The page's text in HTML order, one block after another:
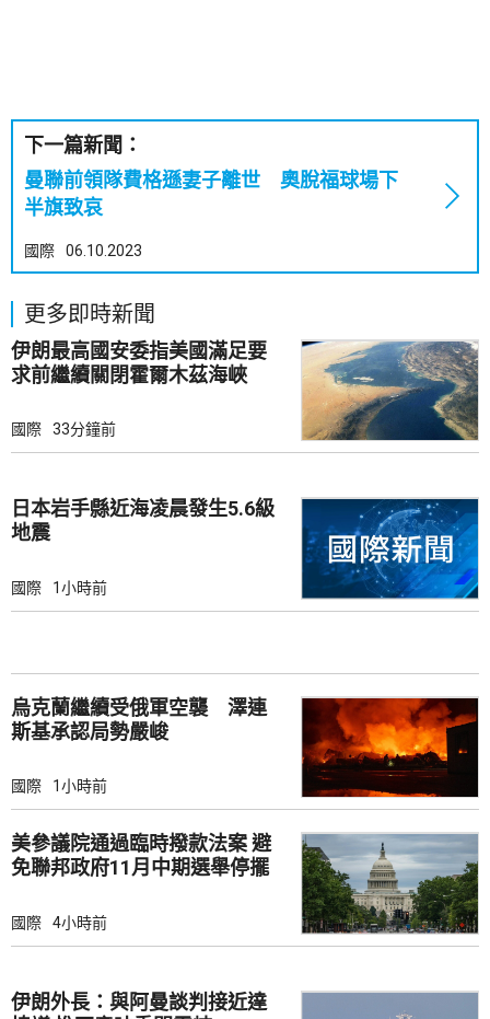
下一篇新聞：
曼聯前領隊費格遜妻子離世 奧脫福球場下
半旗致哀
國際 06.10.2023
更多即時新聞
伊朗最高國安委指美國滿足要
求前繼續關閉霍爾木茲海峽
國際 33分鐘前
日本岩手縣近海凌晨發生5.6級
地震
國際 1小時前
烏克蘭繼續受俄軍空襲 澤連
斯基承認局勢嚴峻
國際 1小時前
美參議院通過臨時撥款法案 避
免聯邦政府11月中期選舉停擺
國際 4小時前
伊朗外長：與阿曼談判接近達